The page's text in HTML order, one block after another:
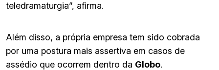
teledramaturgia”, afirma.
Além disso, a própria empresa tem sido cobrada
por uma postura mais assertiva em casos de
assédio que ocorrem dentro da Globo.